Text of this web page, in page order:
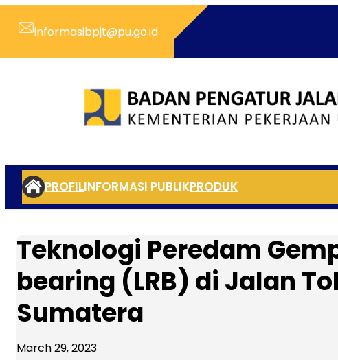
informasibpjt@pu.go.id
PROFILINFORMASI PUBLIKPRODUK
Teknologi Peredam
bearing (LRB) di Jalan
Sumatera
March 29, 2023